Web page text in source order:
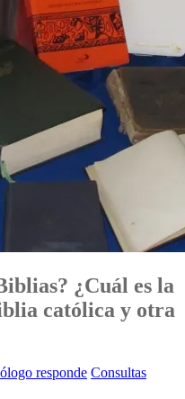
¿Cuál es la
católica y otra
responde Consultas